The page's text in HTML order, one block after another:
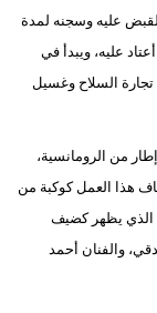
عليه وسجنه لمدة
عليه، ويبدأ في
تجارة السلاح وغسيل
من الرومانسية،
هذا العمل كوكبة من
الذي يظهر كضيف
والفنان أحمد